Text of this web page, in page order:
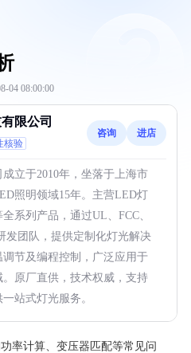
04 08:00:00
限公司
核验
咨询 进店
立于2010年，坐落于上海市
照明领域15年。主营LED灯
系列产品，通过UL、FCC、
发团队，提供定制化灯光解决
节及编程控制，广泛应用于
原厂直供，技术权威，支持
站式灯光服务。
率计算、变压器匹配等常见问